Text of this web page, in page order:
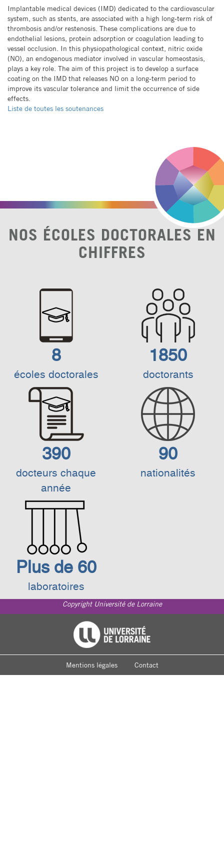
Implantable medical devices (IMD) dedicated to the cardiovascular
system, such as stents, are associated with a high long-term risk of
thrombosis and/or restenosis. These complications are due to
endothelial lesions, protein adsorption or coagulation leading to
vessel occlusion. In this physiopathological context, nitric oxide
(NO), an endogenous mediator involved in vascular homeostasis,
plays a key role. The aim of this project is to develop a surface
coating on the IMD that releases NO on a long-term period to
improve its vascular tolerance and limit the occurrence of side
effects.
Liste de toutes les soutenances
NOS ÉCOLES DOCTORALES EN
CHIFFRES
8
écoles doctorales
1850
doctorants
390
docteurs chaque
année
90
nationalités
Plus de 60
laboratoires
Copyright Université de Lorraine
Université de Lorraine
Mentions légales Contact